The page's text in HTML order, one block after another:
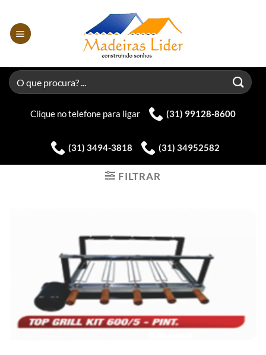
content
Pesquisar
por:
Clique no telefone para ligar (31) 99128-8600
(31) 3494-3818 (31) 34952582
FILTRAR